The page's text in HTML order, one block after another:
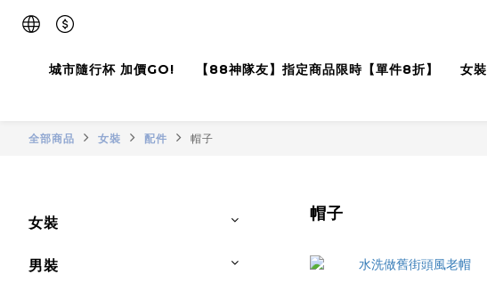
城市隨行杯 加價GO! 【88神隊友】指定商品限時【單件8折】 女裝
全部商品 女裝 配件 帽子
女裝
男裝
帽子